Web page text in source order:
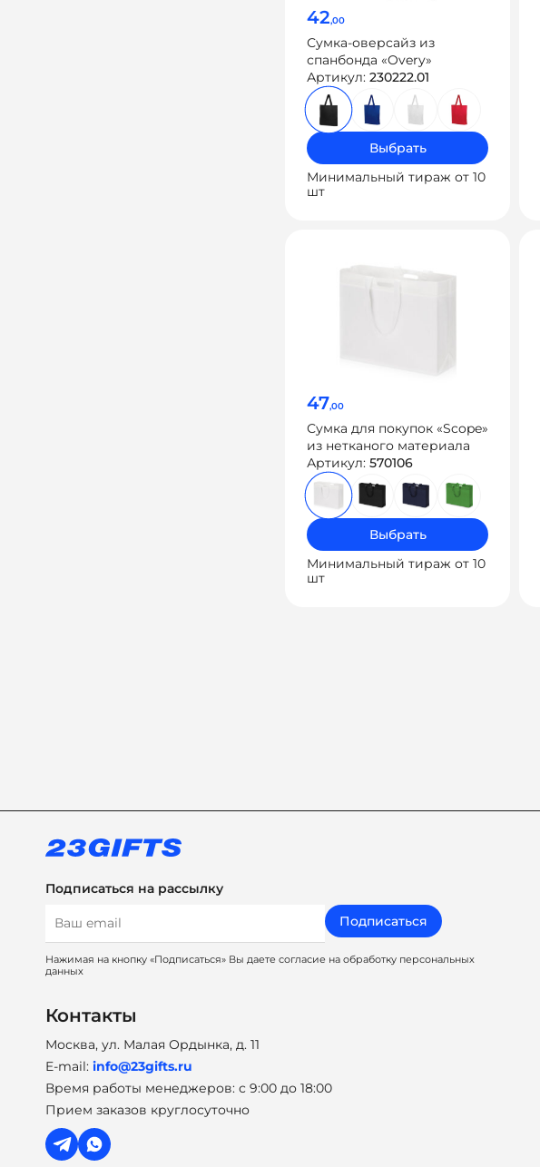
42,00
Сумка-оверсайз из
спанбонда «Overy»
Артикул: 230222.01
Выбрать
Минимальный тираж от 10
шт
47,00
Сумка для покупок «Scope»
из нетканого материала
Артикул: 570106
Выбрать
Минимальный тираж от 10
шт
Подписаться на рассылку
Подписаться
Нажимая на кнопку «Подписаться» Вы даете согласие на обработку персональных
данных
Контакты
Москва, ул. Малая Ордынка, д. 11
E-mail: info@23gifts.ru
Время работы менеджеров: с 9:00 до 18:00
Прием заказов круглосуточно